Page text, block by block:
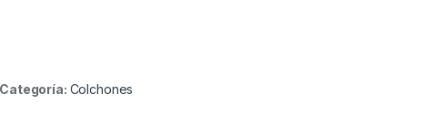
Categoría: Colchones